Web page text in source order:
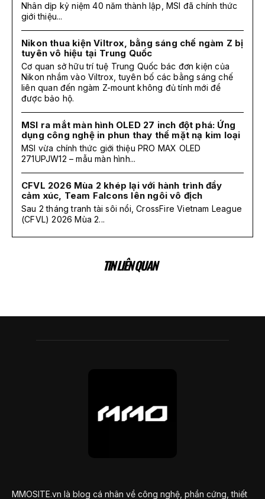
Nhân dịp kỷ niệm 40 năm thành lập, MSI đã chính thức
giới thiệu...
Nikon thua kiện Viltrox, bằng sáng chế ngàm Z bị
tuyên vô hiệu tại Trung Quốc
Cơ quan sở hữu trí tuệ Trung Quốc bác đơn kiện của
Nikon nhắm vào Viltrox, tuyên bố các bằng sáng chế
liên quan đến ngàm Z-mount không đủ tính mới để
được bảo hộ.
MSI ra mắt màn hình OLED 27 inch đột phá: Ứng
dụng công nghệ in phun thay thế mặt nạ kim loại
MSI vừa chính thức giới thiệu PRO MAX OLED
271UPJW12 – mẫu màn hình...
CFVL 2026 Mùa 2 khép lại với hành trình đầy
cảm xúc, Team Falcons lên ngôi vô địch
Sau 2 tháng tranh tài sôi nổi, CrossFire Vietnam League
(CFVL) 2026 Mùa 2...
TIN LIÊN QUAN
MMOSITE.vn là blog cá nhân về công nghệ, phần cứng, thiết